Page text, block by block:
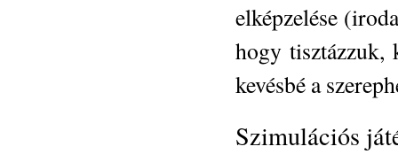
elképzelése
hogy tisztázzuk,
kevésbé a
Szimulációs